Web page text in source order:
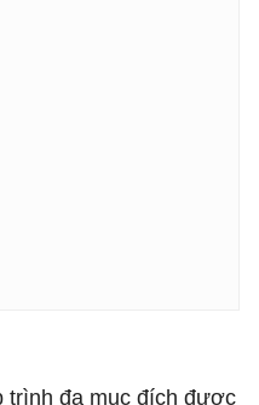
trình đa mục đích được